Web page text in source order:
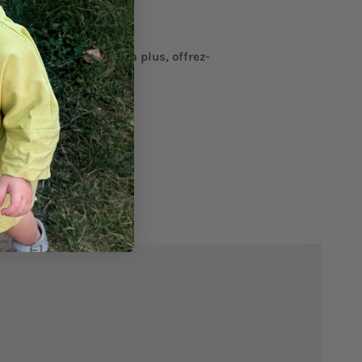
mosüs n'en voudra plus, offrez-